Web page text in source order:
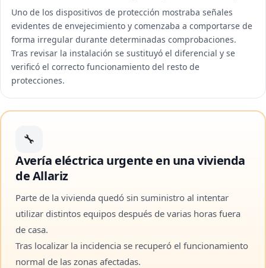
Uno de los dispositivos de protección mostraba señales
evidentes de envejecimiento y comenzaba a comportarse de
forma irregular durante determinadas comprobaciones.
Tras revisar la instalación se sustituyó el diferencial y se
verificó el correcto funcionamiento del resto de
protecciones.
🔧
Avería eléctrica urgente en una vivienda
de Allariz
Parte de la vivienda quedó sin suministro al intentar
utilizar distintos equipos después de varias horas fuera
de casa.
Tras localizar la incidencia se recuperó el funcionamiento
normal de las zonas afectadas.